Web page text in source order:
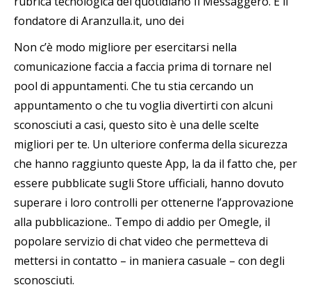
fondatore di Aranzulla.it, uno dei
Non c’è modo migliore per esercitarsi nella
comunicazione faccia a faccia prima di tornare nel
pool di appuntamenti. Che tu stia cercando un
appuntamento o che tu voglia divertirti con alcuni
sconosciuti a casi, questo sito è una delle scelte
migliori per te. Un ulteriore conferma della sicurezza
che hanno raggiunto queste App, la da il fatto che, per
essere pubblicate sugli Store ufficiali, hanno dovuto
superare i loro controlli per ottenerne l’approvazione
alla pubblicazione.. Tempo di addio per Omegle, il
popolare servizio di chat video che permetteva di
mettersi in contatto – in maniera casuale – con degli
sconosciuti.